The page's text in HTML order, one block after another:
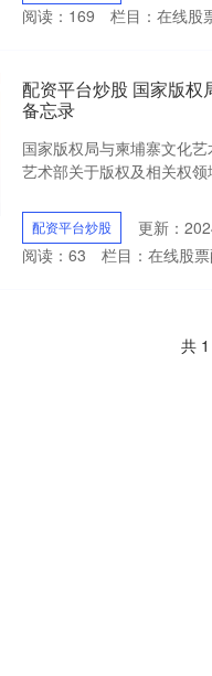
阅读： 169 栏目： 在线股
配资平台炒股 国家版
备忘录
国家版权局与柬埔寨文化
艺术部关于版权及相关权
配资平台炒股 更新：
阅读： 63 栏目： 在线股
共